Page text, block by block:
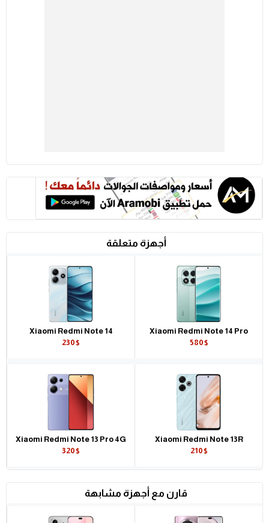
أجهزة متعلقة
Xiaomi Redmi Note 14 Pro
580$
Xiaomi Redmi Note 14
230$
Xiaomi Redmi Note 13R
210$
Xiaomi Redmi Note 13 Pro 4G
320$
قارن مع أجهزة مشابهة